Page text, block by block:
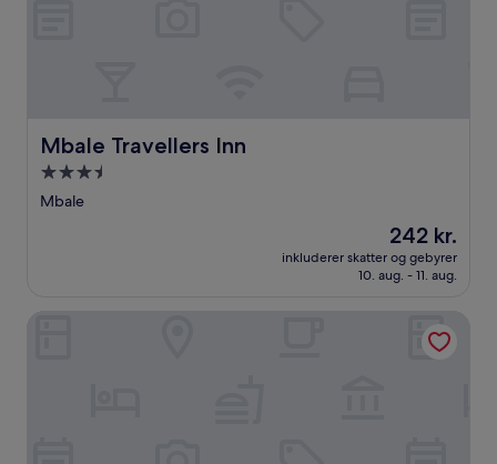
Mbale Travellers Inn
Mbale Travellers Inn
3.5-
stjernet
Mbale
Prisen
er
242 kr.
242 kr.
inkluderer skatter og gebyrer
10. aug. - 11. aug.